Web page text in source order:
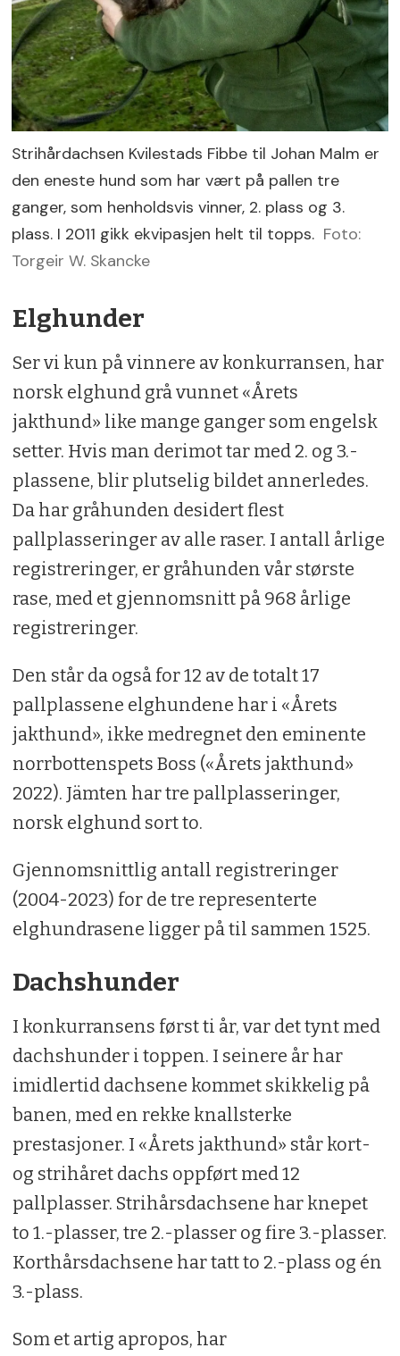
Strihårdachsen Kvilestads Fibbe til Johan Malm er
den eneste hund som har vært på pallen tre
ganger, som henholdsvis vinner, 2. plass og 3.
plass. I 2011 gikk ekvipasjen helt til topps. Foto:
Torgeir W. Skancke
Elghunder
Ser vi kun på vinnere av konkurransen, har
norsk elghund grå vunnet «Årets
jakthund» like mange ganger som engelsk
setter. Hvis man derimot tar med 2. og 3.-
plassene, blir plutselig bildet annerledes.
Da har gråhunden desidert flest
pallplasseringer av alle raser. I antall årlige
registreringer, er gråhunden vår største
rase, med et gjennomsnitt på 968 årlige
registreringer.
Den står da også for 12 av de totalt 17
pallplassene elghundene har i «Årets
jakthund», ikke medregnet den eminente
norrbottenspets Boss («Årets jakthund»
2022). Jämten har tre pallplasseringer,
norsk elghund sort to.
Gjennomsnittlig antall registreringer
(2004-2023) for de tre representerte
elghundrasene ligger på til sammen 1525.
Dachshunder
I konkurransens først ti år, var det tynt med
dachshunder i toppen. I seinere år har
imidlertid dachsene kommet skikkelig på
banen, med en rekke knallsterke
prestasjoner. I «Årets jakthund» står kort-
og strihåret dachs oppført med 12
pallplasser. Strihårsdachsene har knepet
to 1.-plasser, tre 2.-plasser og fire 3.-plasser.
Korthårsdachsene har tatt to 2.-plass og én
3.-plass.
Som et artig apropos, har